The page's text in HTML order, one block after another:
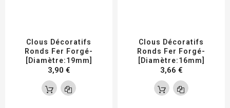
Clous Décoratifs
Ronds Fer Forgé-
[Diamètre:19mm]
3,90 €
Clous Décoratifs
Ronds Fer Forgé-
[Diamètre:16mm]
3,66 €